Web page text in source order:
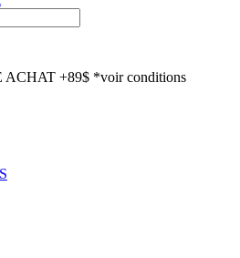
+89$ *voir conditions